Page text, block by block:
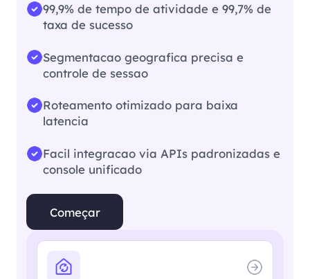
99,9% de tempo de atividade e 99,7% de
taxa de sucesso
Segmentacao geografica precisa e
controle de sessao
Roteamento otimizado para baixa
latencia
Facil integracao via APIs padronizadas e
console unificado
Começar